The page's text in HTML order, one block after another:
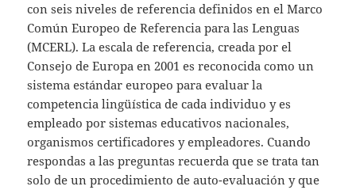
con seis niveles de referencia definidos en el Marco
Común Europeo de Referencia para las Lenguas
(MCERL). La escala de referencia, creada por el
Consejo de Europa en 2001 es reconocida como un
sistema estándar europeo para evaluar la
competencia lingüística de cada individuo y es
empleado por sistemas educativos nacionales,
organismos certificadores y empleadores. Cuando
respondas a las preguntas recuerda que se trata tan
solo de un procedimiento de auto-evaluación y que